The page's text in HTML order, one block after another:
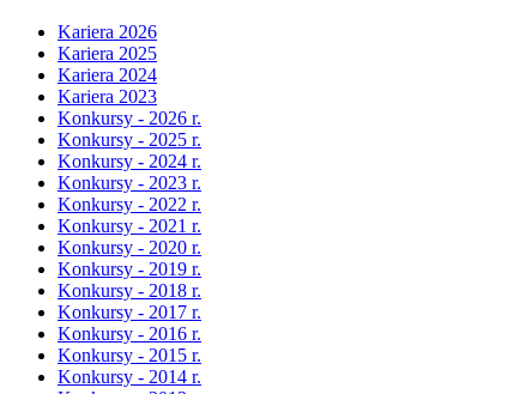
Kariera 2026
Kariera 2025
Kariera 2024
Kariera 2023
Konkursy - 2026 r.
Konkursy - 2025 r.
Konkursy - 2024 r.
Konkursy - 2023 r.
Konkursy - 2022 r.
Konkursy - 2021 r.
Konkursy - 2020 r.
Konkursy - 2019 r.
Konkursy - 2018 r.
Konkursy - 2017 r.
Konkursy - 2016 r.
Konkursy - 2015 r.
Konkursy - 2014 r.